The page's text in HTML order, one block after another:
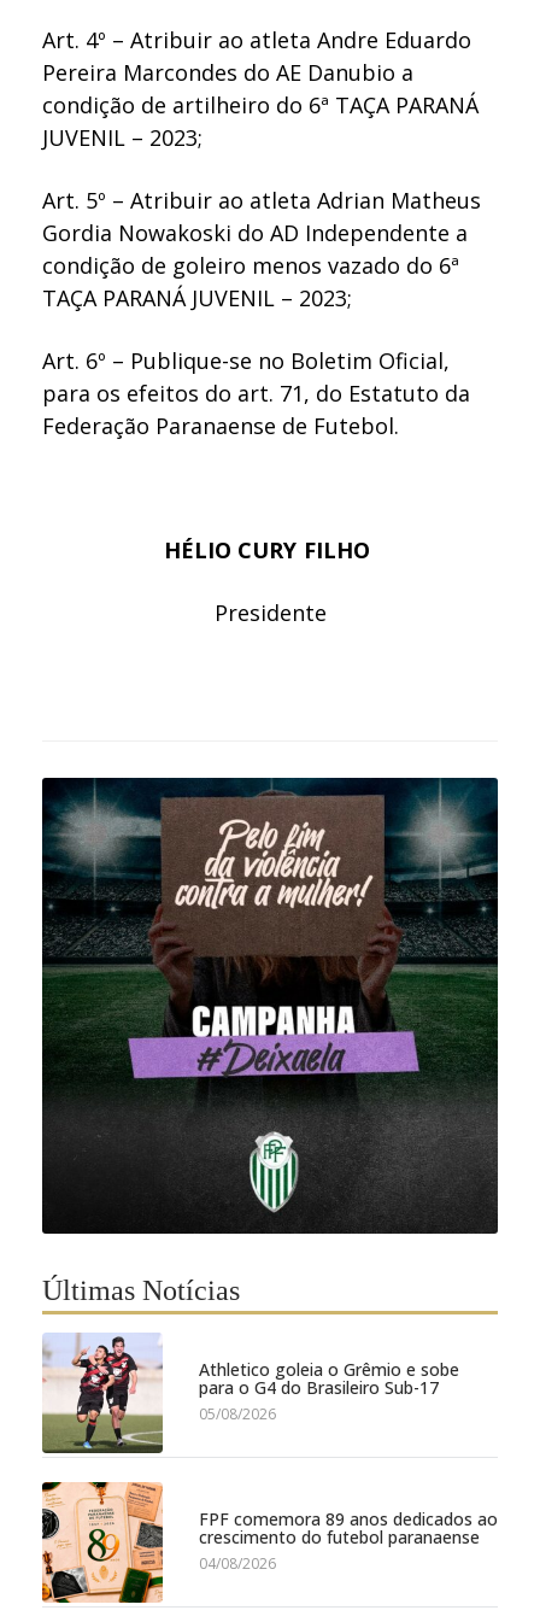
Art. 4º – Atribuir ao atleta Andre Eduardo
Pereira Marcondes do AE Danubio a
condição de artilheiro do 6ª TAÇA PARANÁ
JUVENIL – 2023;
Art. 5º – Atribuir ao atleta Adrian Matheus
Gordia Nowakoski do AD Independente a
condição de goleiro menos vazado do 6ª
TAÇA PARANÁ JUVENIL – 2023;
Art. 6º – Publique-se no Boletim Oficial,
para os efeitos do art. 71, do Estatuto da
Federação Paranaense de Futebol.
HÉLIO CURY FILHO
Presidente
Últimas Notícias
Athletico goleia o Grêmio e sobe
para o G4 do Brasileiro Sub-17
05/08/2026
FPF comemora 89 anos dedicados ao
crescimento do futebol paranaense
04/08/2026